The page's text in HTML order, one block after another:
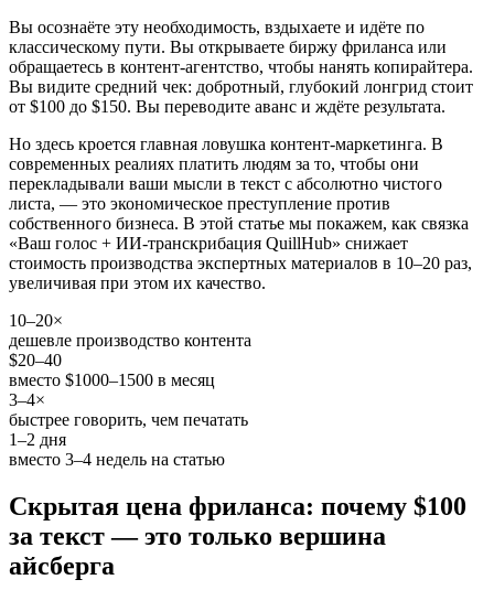
Вы осознаёте эту необходимость, вздыхаете и идёте по
классическому пути. Вы открываете биржу фриланса или
обращаетесь в контент-агентство, чтобы нанять копирайтера.
Вы видите средний чек: добротный, глубокий лонгрид стоит
от $100 до $150. Вы переводите аванс и ждёте результата.
Но здесь кроется главная ловушка контент-маркетинга. В
современных реалиях платить людям за то, чтобы они
перекладывали ваши мысли в текст с абсолютно чистого
листа, — это экономическое преступление против
собственного бизнеса. В этой статье мы покажем, как связка
«Ваш голос + ИИ-транскрибация QuillHub» снижает
стоимость производства экспертных материалов в 10–20 раз,
увеличивая при этом их качество.
10–20×
дешевле производство контента
$20–40
вместо $1000–1500 в месяц
3–4×
быстрее говорить, чем печатать
1–2 дня
вместо 3–4 недель на статью
Скрытая цена фриланса: почему $100
за текст — это только вершина
айсберга